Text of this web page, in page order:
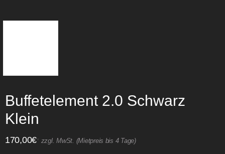
Buffetelement 2.0 Schwarz
Klein
170,00€* zzgl. MwSt. (Mietpreis bis 4 Tage)